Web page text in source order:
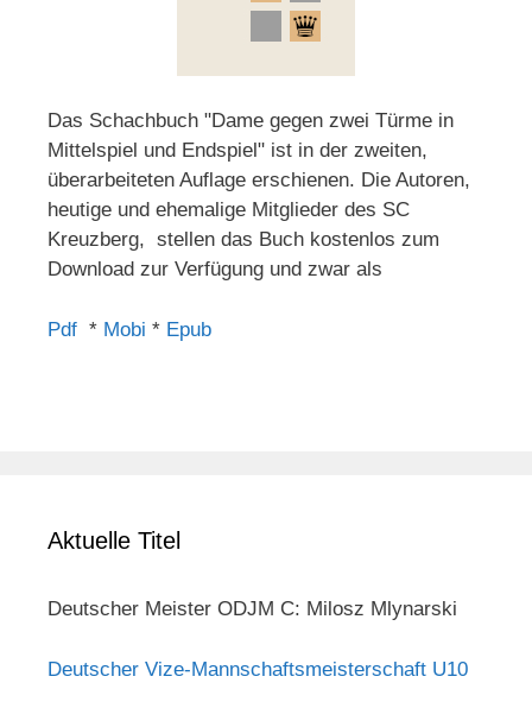
Das Schachbuch "Dame gegen zwei Türme in
Mittelspiel und Endspiel" ist in der zweiten,
überarbeiteten Auflage erschienen. Die Autoren,
heutige und ehemalige Mitglieder des SC
Kreuzberg, stellen das Buch kostenlos zum
Download zur Verfügung und zwar als
Pdf * Mobi * Epub
Aktuelle Titel
Deutscher Meister ODJM C: Milosz Mlynarski
Deutscher Vize-Mannschaftsmeisterschaft U10